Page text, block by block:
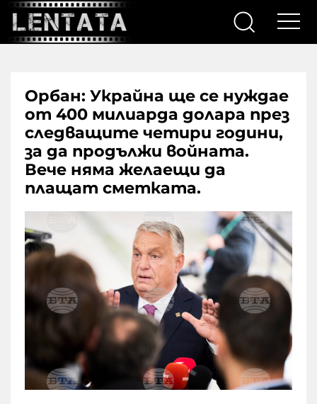
Орбан: Украйна ще се нуждае
от 400 милиарда долара през
следващите четири години,
за да продължи войната.
Вече няма желаещи да
плащат сметката.